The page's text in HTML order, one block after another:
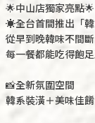
🌟中山店獨家亮點🌟
☀️全台首間推出「韓
從早到晚韓味不間
每一餐都能吃得飽
📸全新氛圍空間
韓系裝潢＋美味佳